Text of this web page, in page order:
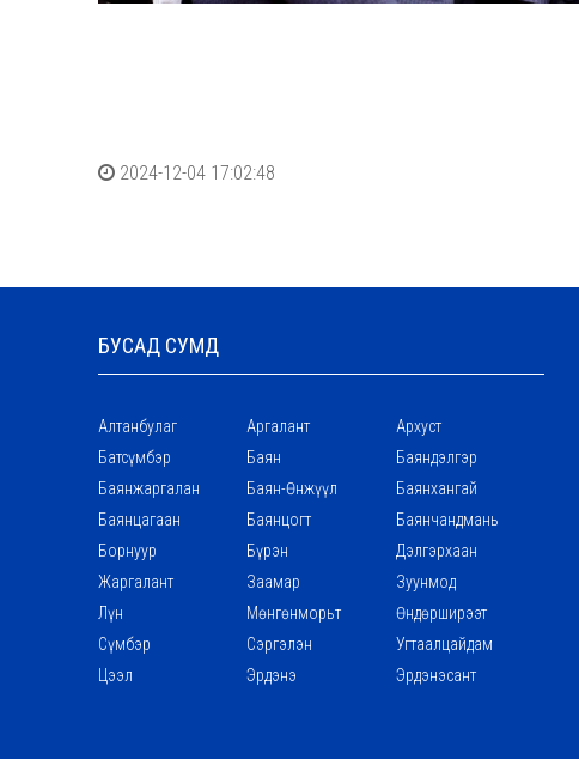
2024-12-04 17:02:48
БУСАД СУМД
Алтанбулаг Аргалант
Архуст
Батсүмбэр
Баян
Баяндэлгэр
Баянжаргалан
Баян-Өнжүүл
Баянхангай
Баянцагаан
Баянцогт
Баянчандмань
Борнуур
Бүрэн
Дэлгэрхаан
Жаргалант
Заамар
Зуунмод
Лүн
Мөнгөнморьт
Өндөрширээт
Сүмбэр
Сэргэлэн
Угтаалцайдам
Цээл
Эрдэнэ Эрдэнэсант